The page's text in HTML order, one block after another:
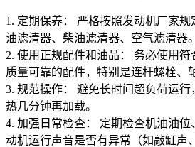
1. 定期保养： 严格按照发动机厂家
油滤清器、柴油滤清器、空气滤清器。
2. 使用正规配件和油品： 务必使用
质量可靠的配件，特别是连杆螺栓、
3. 规范操作： 避免长时间超负荷运
热几分钟再加载。
4. 加强日常检查： 定期检查机油油
动机运行声音是否有异常（如敲缸声